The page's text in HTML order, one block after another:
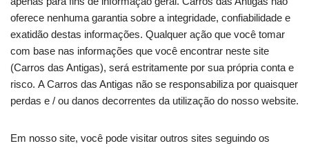
oferece nenhuma garantia sobre a integridade, confiabilidade e
exatidão destas informações. Qualquer ação que você tomar
com base nas informações que você encontrar neste site
(Carros das Antigas), será estritamente por sua própria conta e
risco. A Carros das Antigas não se responsabiliza por quaisquer
perdas e / ou danos decorrentes da utilização do nosso website.
Em nosso site, você pode visitar outros sites seguindo os